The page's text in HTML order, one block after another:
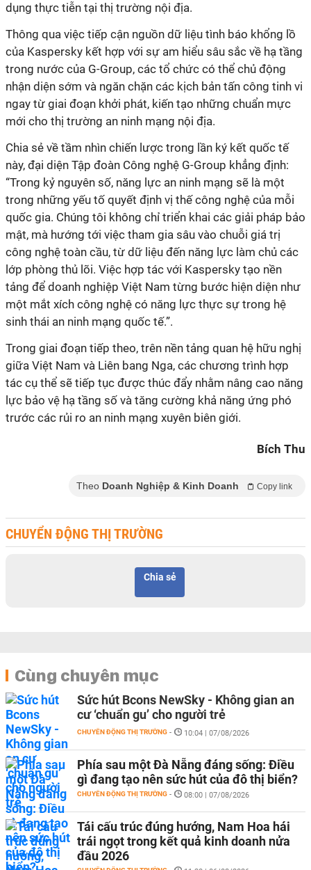
dụng thực tiễn tại thị trường nội địa.
Thông qua việc tiếp cận nguồn dữ liệu tình báo khổng lồ
của Kaspersky kết hợp với sự am hiểu sâu sắc về hạ tầng
trong nước của G-Group, các tổ chức có thể chủ động
nhận diện sớm và ngăn chặn các kịch bản tấn công tinh vi
ngay từ giai đoạn khởi phát, kiến tạo những chuẩn mực
này, đại diện Tập đoàn Công nghệ G-Group khẳng định:
“Trong kỷ nguyên số, năng lực an ninh mạng sẽ là một
trong những yếu tố quyết định vị thế công nghệ của mỗi
quốc gia. Chúng tôi không chỉ triển khai các giải pháp bảo
mật, mà hướng tới việc tham gia sâu vào chuỗi giá trị
công nghệ toàn cầu, từ dữ liệu đến năng lực làm chủ các
lớp phòng thủ lõi. Việc hợp tác với Kaspersky tạo nền
tảng để doanh nghiệp Việt Nam từng bước hiện diện như
một mắt xích công nghệ có năng lực thực sự trong hệ
giữa Việt Nam và Liên bang Nga, các chương trình hợp
tác cụ thể sẽ tiếp tục được thúc đẩy nhằm nâng cao năng
lực bảo vệ hạ tầng số và tăng cường khả năng ứng phó
Bích Thu
Theo Doanh Nghiệp & Kinh Doanh Copy link
CHUYỂN ĐỘNG THỊ TRƯỜNG
Chia sẻ
Cùng chuyên mục
Sức hút Bcons NewSky - Không gian an
cư ‘chuẩn gu’ cho người trẻ
CHUYỂN ĐỘNG THỊ TRƯỜNG - 10:04 | 07/08/2026
Phía sau một Đà Nẵng đáng sống: Điều
gì đang tạo nên sức hút của đô thị biển?
CHUYỂN ĐỘNG THỊ TRƯỜNG - 08:00 | 07/08/2026
Tái cấu trúc đúng hướng, Nam Hoa hái
trái ngọt trong kết quả kinh doanh nửa
đầu 2026